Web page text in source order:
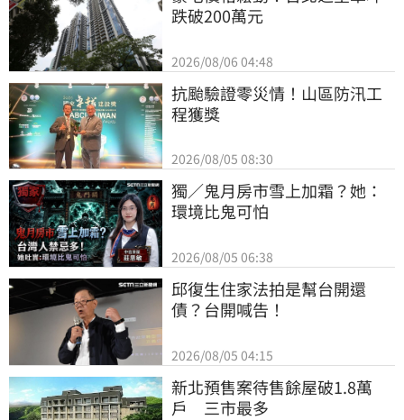
跌破200萬元
2026/08/06 04:48
抗颱驗證零災情！山區防汛工
程獲獎
2026/08/05 08:30
獨／鬼月房市雪上加霜？她：
環境比鬼可怕
2026/08/05 06:38
邱復生住家法拍是幫台開還
債？台開喊告！
2026/08/05 04:15
新北預售案待售餘屋破1.8萬
戶　三市最多